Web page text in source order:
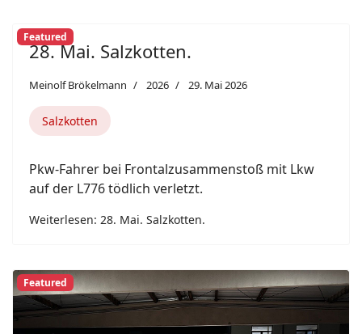
Featured
28. Mai. Salzkotten.
Meinolf Brökelmann 2026 29. Mai 2026
Salzkotten
Pkw-Fahrer bei Frontalzusammenstoß mit Lkw
auf der L776 tödlich verletzt.
Weiterlesen: 28. Mai. Salzkotten.
Featured